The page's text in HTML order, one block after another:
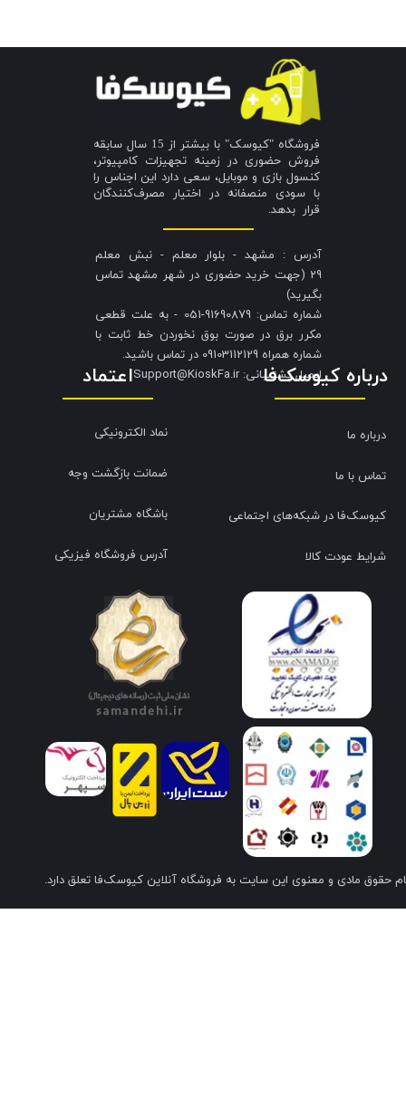
فروشگاه "کیوسک" با بیشتر از 15 سال سابقه
فروش حضوری در زمینه تجهیزات کامپیوتر،
کنسول بازی و موبایل، سعی دارد این اجناس را
با سودی منصفانه در اختیار مصرف‌کنندگان
قرار بدهد.
آدرس : مشهد - بلوار معلم - نبش معلم
29 (جهت خرید حضوری در شهر مشهد تماس
بگیرید)
شماره تماس: 91690879-051 - به علت قطعی
مکرر برق در صورت بوق نخوردن خط ثابت با
شماره همراه 09103112129 در تماس باشید.
​​​​​​​ایمیل پشتیبانی: Support@KioskFa.ir
حقوق مادی و معنوی این سایت به فروشگاه آنلاین کیوسک‌فا تعلق دارد.
اعتماد
نماد الکترونیکی
ضمانت بازگشت وجه
باشگاه مشتریان
آدرس فروشگاه فیزیکی
درباره کیوسک‌فا
درباره ما
تماس با ما
کیوسک‌فا در شبکه‌های اجتماعی
شرایط عودت کالا